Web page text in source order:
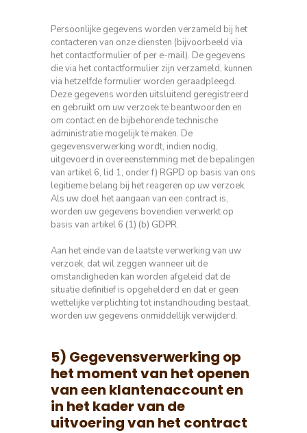
Persoonlijke gegevens worden verzameld bij het
contacteren van onze diensten (bijvoorbeeld via
het contactformulier of per e-mail). De gegevens
die via het contactformulier zijn verzameld, kunnen
via hetzelfde formulier worden geraadpleegd.
Deze gegevens worden uitsluitend geregistreerd
en gebruikt om uw verzoek te beantwoorden en
om contact en de bijbehorende technische
administratie mogelijk te maken. De
gegevensverwerking wordt, indien nodig,
uitgevoerd in overeenstemming met de bepalingen
van artikel 6, lid 1, onder f) RGPD op basis van ons
legitieme belang bij het reageren op uw verzoek.
Als uw doel het aangaan van een contract is,
worden uw gegevens bovendien verwerkt op
basis van artikel 6 (1) (b) GDPR.
Aan het einde van de laatste verwerking van uw
verzoek, dat wil zeggen wanneer uit de
omstandigheden kan worden afgeleid dat de
situatie definitief is opgehelderd en dat er geen
wettelijke verplichting tot instandhouding bestaat,
worden uw gegevens onmiddellijk verwijderd.
5) Gegevensverwerking op
het moment van het openen
van een klantenaccount en
in het kader van de
uitvoering van het contract